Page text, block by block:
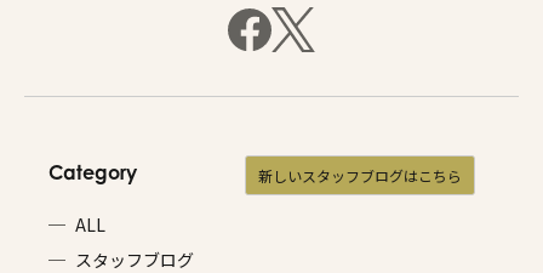
Category
ALL
スタッフブログ
新しいスタッフブログはこちら